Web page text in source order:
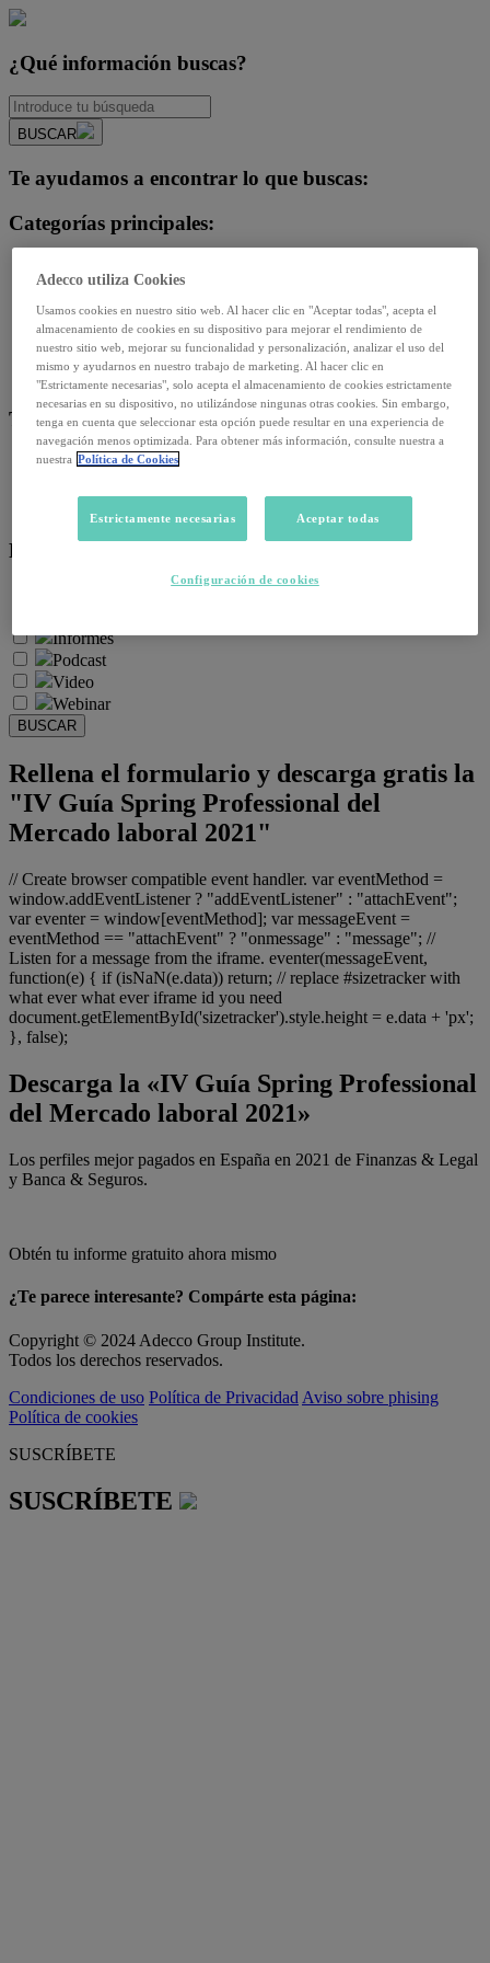
¿Qué información buscas?
BUSCAR
Te ayudamos a encontrar lo que buscas:
Categorías principales:
Diversidad e igualdad
Empleo y relaciones laborales
Futuro del trabajo y tecnología
Salud y prevención
Talento y formación
Temas de actualidad:
Reformas laborales
Recursos:
Informes
Podcast
Video
Webinar
BUSCAR
Rellena el formulario y descarga gratis la
"IV Guía Spring Professional del
Mercado laboral 2021"
// Create browser compatible event handler. var eventMethod =
window.addEventListener ? "addEventListener" : "attachEvent";
var eventer = window[eventMethod]; var messageEvent =
eventMethod == "attachEvent" ? "onmessage" : "message"; //
Listen for a message from the iframe. eventer(messageEvent,
function(e) { if (isNaN(e.data)) return; // replace #sizetracker with
what ever what ever iframe id you need
document.getElementById('sizetracker').style.height = e.data + 'px';
}, false);
Descarga la «IV Guía Spring Professional
del Mercado laboral 2021»
Los perfiles mejor pagados en España en 2021 de Finanzas & Legal
y Banca & Seguros.
Obtén tu informe gratuito ahora mismo
¿Te parece interesante? Compárte esta página:
Copyright © 2024 Adecco Group Institute.
Todos los derechos reservados.
Condiciones de uso Política de Privacidad Aviso sobre phising
Política de cookies
SUSCRÍBETE
SUSCRÍBETE
Adecco utiliza Cookies
Usamos cookies en nuestro sitio web. Al hacer clic en "Aceptar todas", acepta el
almacenamiento de cookies en su dispositivo para mejorar el rendimiento de
nuestro sitio web, mejorar su funcionalidad y personalización, analizar el uso del
mismo y ayudarnos en nuestro trabajo de marketing. Al hacer clic en
"Estrictamente necesarias", solo acepta el almacenamiento de cookies estrictamente
necesarias en su dispositivo, no utilizándose ningunas otras cookies. Sin embargo,
tenga en cuenta que seleccionar esta opción puede resultar en una experiencia de
navegación menos optimizada. Para obtener más información, consulte nuestra a
nuestra Política de Cookies
Estrictamente necesarias Aceptar todas
Configuración de cookies